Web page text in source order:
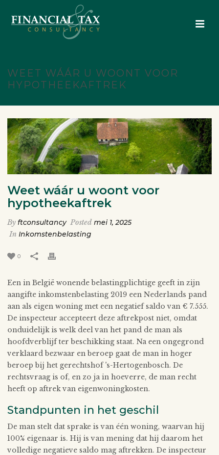
WEET WÁÁR U WOONT VOOR
HYPOTHEEKAFTREK
Weet wáár u woont voor
hypotheekaftrek
By ftconsultancy Posted mei 1, 2025
In Inkomstenbelasting
0
Een in België wonende belastingplichtige geeft in zijn
aangifte inkomstenbelasting 2019 een Nederlands pand
aan als eigen woning met een negatief saldo van € 7.555.
De inspecteur accepteert deze aftrekpost niet, omdat
onduidelijk is welk deel van het pand de man als
hoofdverblijf ter beschikking staat. Na een ongegrond
verklaard bezwaar en beroep gaat de man in hoger
beroep bij het gerechtshof 's-Hertogenbosch. De
rechtsvraag is of, en zo ja in hoeverre, de man recht
heeft op aftrek van eigenwoningkosten.
Standpunten in het geschil
De man stelt dat sprake is van één woning, waarvan hij
100% eigenaar is. Hij is van mening dat hij daarom het
volledige negatieve saldo mag aftrekken. De inspecteur